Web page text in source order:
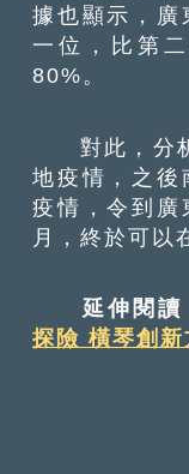
據也顯示，廣
一位，比第
80%。
對此，分析
地疫情，之後
疫情，令到廣
月，終於可以
延伸閱讀
探險 橫琴創